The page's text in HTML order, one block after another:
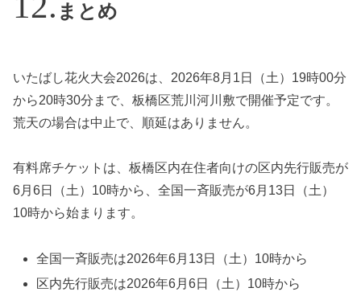
まとめ
いたばし花火大会2026は、2026年8月1日（土）19時00分
から20時30分まで、板橋区荒川河川敷で開催予定です。
荒天の場合は中止で、順延はありません。
有料席チケットは、板橋区内在住者向けの区内先行販売が
6月6日（土）10時から、全国一斉販売が6月13日（土）
10時から始まります。
全国一斉販売は2026年6月13日（土）10時から
区内先行販売は2026年6月6日（土）10時から